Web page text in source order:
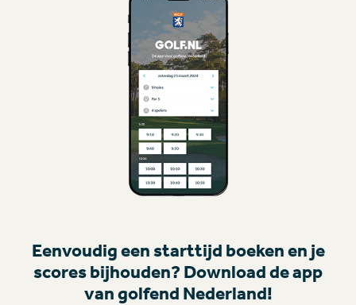
Eenvoudig een starttijd boeken en je
scores bijhouden? Download de app
van golfend Nederland!